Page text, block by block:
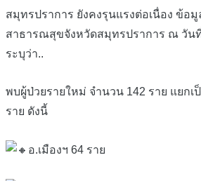
สมุทรปราการ ยังคงรุนแรงต่อเนื่อง ข้อ
สาธารณสุขจังหวัดสมุทรปราการ ณ วัน
ระบุว่า..
พบผู้ป่วยรายใหม่ จำนวน 142 ราย แยก
ราย ดังนี้
อ.เมืองฯ 64 ราย